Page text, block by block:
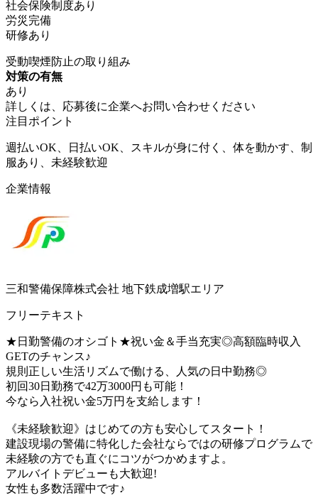
社会保険制度あり
労災完備
研修あり
受動喫煙防止の取り組み
対策の有無
あり
詳しくは、応募後に企業へお問い合わせください
注目ポイント
週払いOK、日払いOK、スキルが身に付く、体を動かす、制
服あり、未経験歓迎
企業情報
三和警備保障株式会社 地下鉄成増駅エリア
フリーテキスト
★日勤警備のオシゴト★祝い金＆手当充実◎高額臨時収入
GETのチャンス♪
規則正しい生活リズムで働ける、人気の日中勤務◎
初回30日勤務で42万3000円も可能！
今なら入社祝い金5万円を支給します！
《未経験歓迎》はじめての方も安心してスタート！
建設現場の警備に特化した会社ならではの研修プログラムで
未経験の方でも直ぐにコツがつかめますよ。
アルバイトデビューも大歓迎!
女性も多数活躍中です♪